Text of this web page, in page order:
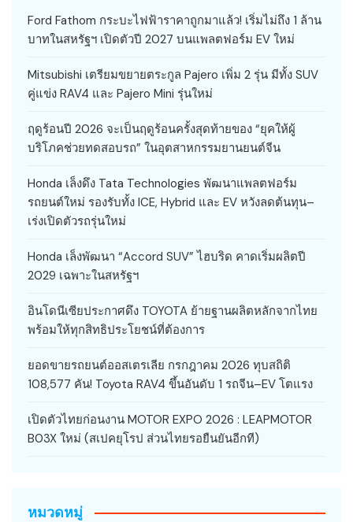
Ford Fathom กระบะไฟฟ้าราคาถูกมาแล้ว! เริ่มไม่ถึง 1 ล้าน
บาทในสหรัฐฯ เปิดตัวปี 2027 บนแพลตฟอร์ม EV ใหม่
Mitsubishi เตรียมขยายตระกูล Pajero เพิ่ม 2 รุ่น มีทั้ง SUV
คู่แข่ง RAV4 และ Pajero Mini รุ่นใหม่
ฤดูร้อนปี 2026 จะเป็นฤดูร้อนครั้งสุดท้ายของ “ยุคให้ผู้
บริโภคช่วยทดสอบรถ” ในอุตสาหกรรมยานยนต์จีน
Honda เล็งดึง Tata Technologies พัฒนาแพลตฟอร์ม
รถยนต์ใหม่ รองรับทั้ง ICE, Hybrid และ EV หวังลดต้นทุน–
เร่งเปิดตัวรถรุ่นใหม่
Honda เล็งพัฒนา “Accord SUV” ไฮบริด คาดเริ่มผลิตปี
2029 เฉพาะในสหรัฐฯ
อินโดนีเซียประกาศดึง TOYOTA ย้ายฐานผลิตหลักจากไทย
พร้อมให้ทุกสิทธิประโยชน์ที่ต้องการ
ยอดขายรถยนต์ออสเตรเลีย กรกฎาคม 2026 ทุบสถิติ
108,577 คัน! Toyota RAV4 ขึ้นอันดับ 1 รถจีน–EV โตแรง
เปิดตัวไทยก่อนงาน MOTOR EXPO 2026 : LEAPMOTOR
B03X ใหม่ (สเปคยุโรป ส่วนไทยรอยืนยันอีกที)
หมวดหมู่